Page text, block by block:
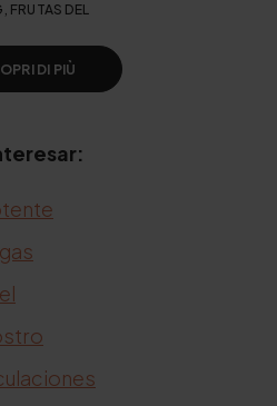
FRUTAS DEL
DI PIÙ